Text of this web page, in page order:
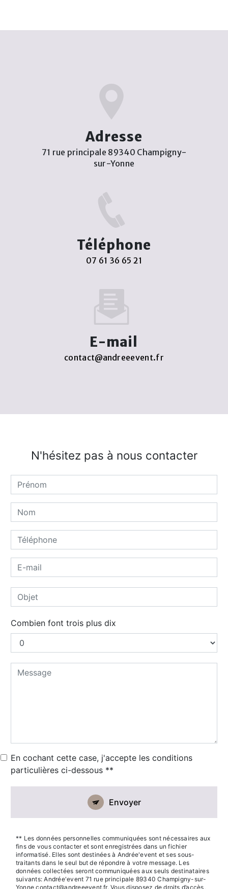
Adresse
71 rue principale 89340 Champigny-
sur-Yonne
Téléphone
07 61 36 65 21
E-mail
contact@andreeevent.fr
N'hésitez pas à nous contacter
Combien font trois plus dix
En cochant cette case, j'accepte les conditions
particulières ci-dessous **
Envoyer
** Les données personnelles communiquées sont nécessaires aux
fins de vous contacter et sont enregistrées dans un fichier
informatisé. Elles sont destinées à Andrée'event et ses sous-
traitants dans le seul but de répondre à votre message. Les
données collectées seront communiquées aux seuls destinataires
suivants: Andrée'event 71 rue principale 89340 Champigny-sur-
Yonne contact@andreeevent.fr. Vous disposez de droits d’accès,